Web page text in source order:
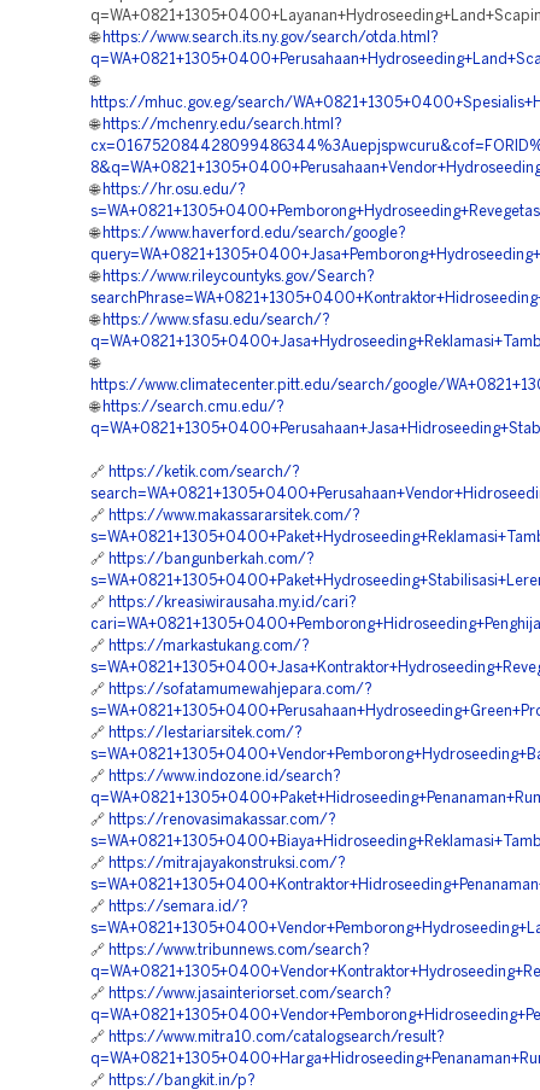
🌐 https://www.search.its.ny.gov/search/otda.html?
🌐
https://mhuc.gov.eg/search/
🌐 https://mchenry.edu/search.html?
🌐 https://hr.osu.edu/?
🌐 https://www.haverford.edu/search/google?
🌐 https://www.rileycountyks.gov/Search?
🌐 https://www.sfasu.edu/search/?
🌐
https://www.climatecenter.pitt.edu/search/google/
🌐 https://search.cmu.edu/?
🔗 https://ketik.com/search/?
🔗 https://www.makassararsitek.com/?
🔗 https://bangunberkah.com/?
🔗 https://kreasiwirausaha.my.id/cari?
🔗 https://markastukang.com/?
🔗 https://sofatamumewahjepara.com/?
🔗 https://lestariarsitek.com/?
🔗 https://www.indozone.id/search?
🔗 https://renovasimakassar.com/?
🔗 https://mitrajayakonstruksi.com/?
🔗 https://semara.id/?
🔗 https://www.tribunnews.com/search?
🔗 https://www.jasainteriorset.com/search?
🔗 https://www.mitra10.com/catalogsearch/result?
🔗 https://bangkit.in/p?